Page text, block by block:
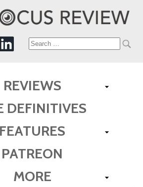
Search
REVIEWS
DEFINITIVES
FEATURES
PATREON
MORE